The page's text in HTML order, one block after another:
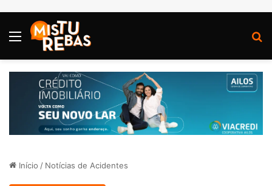
Menu
Início / Notícias de Acidentes